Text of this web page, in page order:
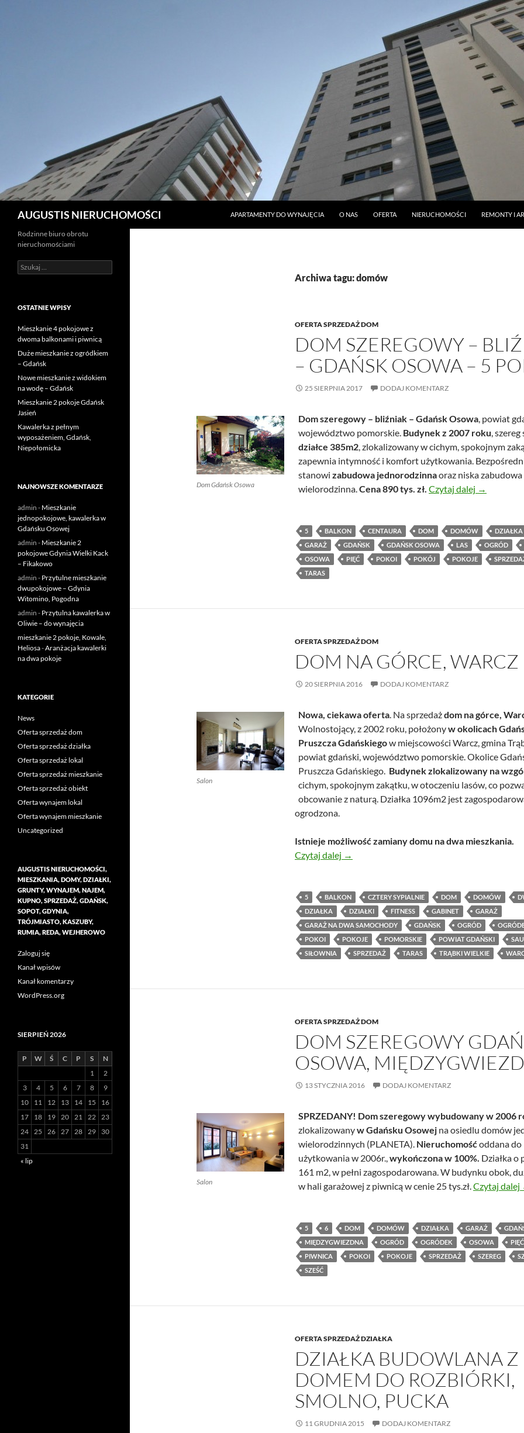
AUGUSTIS NIERUCHOMOŚCI
APARTAMENTY DO WYNAJĘCIA
O NAS OFERTA NIERUCHOMOŚCI REMONTY I
Archiwa tagu: domów
OFERTA SPRZEDAŻ DOM
DOM SZEREGOWY –
– GDAŃSK OSOWA – 5
25 SIERPNIA 2017 DODAJ KOMENTARZ
Dom Gdańsk Osowa
Dom szeregowy – bliźniak – Gdańsk Osowa, powiat
województwo pomorskie. Budynek z 2007 roku, szereg
działce 385m2, zlokalizowany w cichym, spokojnym
zapewnia intymność i komfort użytkowania.
stanowi zabudowa jednorodzinnaoraz niska zabudowa
wielorodzinna.Cena 890 tys. zł. Czytaj dalej Dom
→
5 BALKON CENTAURA DOM DOMÓW DZIAŁKA
GARAŻ
GDAŃSK GDAŃSK OSOWA LAS OGRÓD
OSOWA
PIĘĆ POKOI POKÓJ POKOJE
TARAS
OFERTA SPRZEDAŻ DOM
DOM NA GÓRCE, WARCZ
20 SIERPNIA 2016 DODAJ KOMENTARZ
Salon
Nowa, ciekawa oferta. Na sprzedażdom na górce,
Wolnostojący, z 2002 roku, położonyw okolicach
Pruszcza Gdańskiegow miejscowości Warcz, gmina
powiat gdański, województwo pomorskie. Okolice
Pruszcza Gdańskiego. Budynek zlokalizowany na
cichym, spokojnym zakątku, w otoczeniu lasów, co
obcowanie z naturą. Działka 1096m2 jest
ogrodzona.
Istnieje możliwość zamiany domu na dwa mieszkania.
Czytaj dalej Dom na górce, Warcz
→
5 BALKON CZTERY SYPIALNIE DOM DOMÓW
DZIAŁKA
DZIAŁKI FITNESS GABINET
GARAŻ
GARAŻ NA DWA SAMOCHODY
GDAŃSK OGRÓD
POKOI
POKOJE POMORSKIE POWIAT GDAŃSKI
SIŁOWNIA
SPRZEDAŻ TARAS TRĄBKI WIELKIE
OFERTA SPRZEDAŻ DOM
DOM SZEREGOWY
OSOWA,
13 STYCZNIA 2016 DODAJ KOMENTARZ
Salon
SPRZEDANY! Dom szeregowy wybudowany w 2006
zlokalizowanyw Gdańsku Osowej na osiedlu domów
wielorodzinnych (PLANETA). Nieruchomośćoddana do
użytkowania w 2006r.,wykończona w 100%. Działka o
161 m2, w pełni zagospodarowana. W budynku obok,
w hali garażowej z piwnicą w cenie 25 tys.zł.Czytaj dalej
5 6 DOM DOMÓW DZIAŁKA GARAŻ
MIĘDZYGWIEZDNA
OGRÓD OGRÓDEK OSOWA
PIĘĆ
PIWNICA
POKOI POKOJE SPRZEDAŻ SZEREG
SZEŚĆ
OFERTA SPRZEDAŻ DZIAŁKA
DZIAŁKA BUDOWLANA Z
DOMEM DO ROZBIÓRKI,
SMOLNO, PUCKA
11 GRUDNIA 2015 DODAJ KOMENTARZ
Rodzinne biuro obrotu
nieruchomościami
Szukaj:
OSTATNIE WPISY
Mieszkanie 4 pokojowe z
dwoma balkonami i piwnicą
Duże mieszkanie z ogródkiem
– Gdańsk
Nowe mieszkanie z widokiem
na wodę – Gdańsk
Mieszkanie 2 pokoje Gdańsk
Jasień
Kawalerka z pełnym
wyposażeniem, Gdańsk,
Niepołomicka
NAJNOWSZE KOMENTARZE
admin - Mieszkanie
jednopokojowe, kawalerka w
Gdańsku Osowej
admin - Mieszkanie 2
pokojowe Gdynia Wielki Kack
– Fikakowo
admin - Przytulne mieszkanie
dwupokojowe – Gdynia
Witomino, Pogodna
admin - Przytulna kawalerka w
Oliwie – do wynajęcia
mieszkanie 2 pokoje, Kowale,
Heliosa-Aranżacja kawalerki
na dwa pokoje
KATEGORIE
News
Oferta sprzedaż dom
Oferta sprzedaż działka
Oferta sprzedaż lokal
Oferta sprzedaż mieszkanie
Oferta sprzedaż obiekt
Oferta wynajem lokal
Oferta wynajem mieszkanie
Uncategorized
AUGUSTIS NIERUCHOMOŚCI,
MIESZKANIA, DOMY, DZIAŁKI,
GRUNTY, WYNAJEM, NAJEM,
KUPNO, SPRZEDAŻ, GDAŃSK,
SOPOT, GDYNIA,
TRÓJMIASTO, KASZUBY,
RUMIA, REDA, WEJHEROWO
Zaloguj się
Kanał wpisów
Kanał komentarzy
WordPress.org
SIERPIEŃ 2026
P W Ś C P S
N
1
2
3
4 5 6 7 8
9
10
11 12 13 14 15
16
17
18 19 20 21 22 23
24 25 26 27 28 29
30
31
« lip